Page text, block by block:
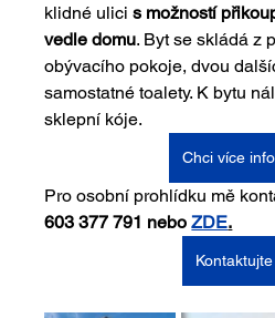
klidné ulici s možností
vedle domu. Byt se skládá z
obývacího pokoje, dvou
samostatné toalety. K bytu
sklepní kóje.
Chci více
Pro osobní prohlídku mě
603 377 791 nebo ZDE.